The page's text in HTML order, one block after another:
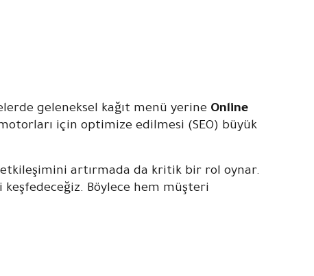
geleneksel kağıt menü yerine Online
için optimize edilmesi (SEO) büyük
artırmada da kritik bir rol oynar.
Böylece hem müşteri